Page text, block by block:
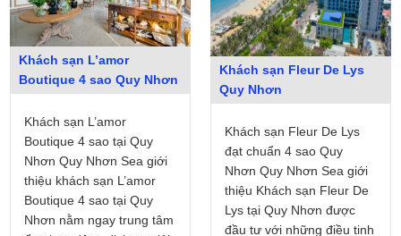
Khách sạn L’amor
Boutique 4 sao Quy Nhơn
Khách sạn L’amor
Boutique 4 sao tại Quy
Nhơn Quy Nhơn Sea giới
thiệu khách sạn L’amor
Boutique 4 sao tại Quy
Nhơn nằm ngay trung tâm
Khách sạn Fleur De Lys
Quy Nhơn
Khách sạn Fleur De Lys
đạt chuẩn 4 sao Quy
Nhơn Quy Nhơn Sea giới
thiệu Khách sạn Fleur De
Lys tại Quy Nhơn được
đầu tư với những điều tinh